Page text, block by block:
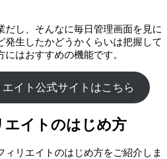
だし、そんなに毎日管理画面を見に
発生したかどうかくらいは把握して
はおすすめの機能です。
イト公式サイトはこちら
エイトのはじめ方
ィリエイトのはじめ方をご紹介しま